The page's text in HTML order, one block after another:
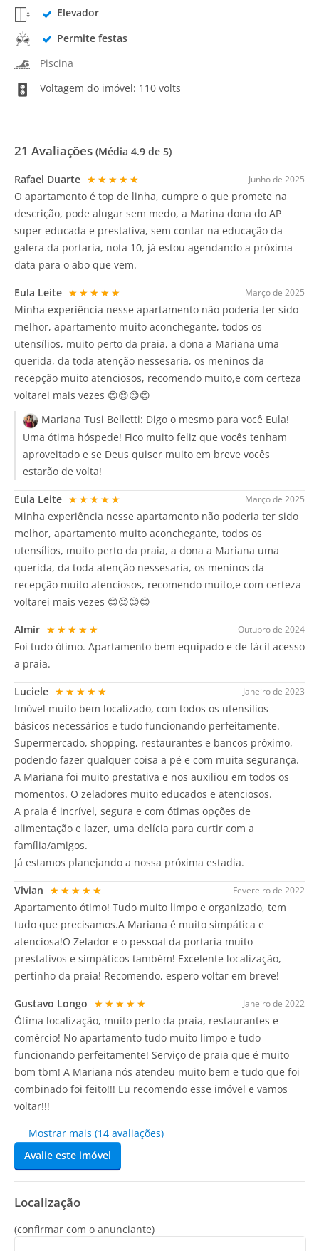
Elevador
Permite festas
Piscina
Voltagem do imóvel: 110 volts
21 Avaliações (Média 4.9 de 5)
Junho de 2025
Rafael Duarte ★★★★★
O apartamento é top de linha, cumpre o que promete na
descrição, pode alugar sem medo, a Marina dona do AP
super educada e prestativa, sem contar na educação da
galera da portaria, nota 10, já estou agendando a próxima
data para o abo que vem.
Março de 2025
Eula Leite ★★★★★
Minha experiência nesse apartamento não poderia ter sido
melhor, apartamento muito aconchegante, todos os
utensílios, muito perto da praia, a dona a Mariana uma
querida, da toda atenção nessesaria, os meninos da
recepção muito atenciosos, recomendo muito,e com certeza
voltarei mais vezes 😊😊😊😊
Mariana Tusi Belletti: Digo o mesmo para você Eula!
Uma ótima hóspede! Fico muito feliz que vocês tenham
aproveitado e se Deus quiser muito em breve vocês
estarão de volta!
Março de 2025
Eula Leite ★★★★★
Minha experiência nesse apartamento não poderia ter sido
melhor, apartamento muito aconchegante, todos os
utensílios, muito perto da praia, a dona a Mariana uma
querida, da toda atenção nessesaria, os meninos da
recepção muito atenciosos, recomendo muito,e com certeza
voltarei mais vezes 😊😊😊😊
Outubro de 2024
Almir ★★★★★
Foi tudo ótimo. Apartamento bem equipado e de fácil acesso
a praia.
Janeiro de 2023
Luciele ★★★★★
Imóvel muito bem localizado, com todos os utensílios
básicos necessários e tudo funcionando perfeitamente.
Supermercado, shopping, restaurantes e bancos próximo,
podendo fazer qualquer coisa a pé e com muita segurança.
A Mariana foi muito prestativa e nos auxiliou em todos os
momentos. O zeladores muito educados e atenciosos.
A praia é incrível, segura e com ótimas opções de
alimentação e lazer, uma delícia para curtir com a
família/amigos.
Já estamos planejando a nossa próxima estadia.
Fevereiro de 2022
Vivian ★★★★★
Apartamento ótimo! Tudo muito limpo e organizado, tem
tudo que precisamos.A Mariana é muito simpática e
atenciosa!O Zelador e o pessoal da portaria muito
prestativos e simpáticos também! Excelente localização,
pertinho da praia! Recomendo, espero voltar em breve!
Janeiro de 2022
Gustavo Longo ★★★★★
Ótima localização, muito perto da praia, restaurantes e
comércio! No apartamento tudo muito limpo e tudo
funcionando perfeitamente! Serviço de praia que é muito
bom tbm! A Mariana nós atendeu muito bem e tudo que foi
combinado foi feito!!! Eu recomendo esse imóvel e vamos
voltar!!!
Mostrar mais (14 avaliações)
Avalie este imóvel
Localização
(confirmar com o anunciante)